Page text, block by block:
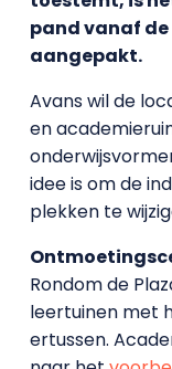
pand vanaf de
aangepakt.
Avans wil de
en
idee is om de
plekken te
Rondom de
leertuinen met
ertussen.